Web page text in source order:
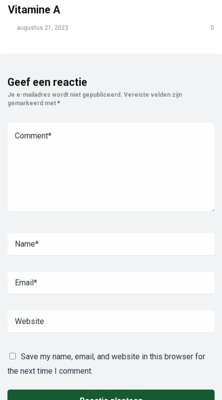
Vitamine A
augustus 21, 2023 0
Geef een reactie
Je e-mailadres wordt niet gepubliceerd. Vereiste velden zijn
gemarkeerd met *
Save my name, email, and website in this browser for
the next time I comment.